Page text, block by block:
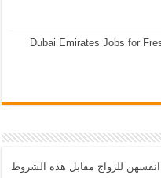
Dubai Emirates Jobs for
للزواج مقابل هذه الشروط